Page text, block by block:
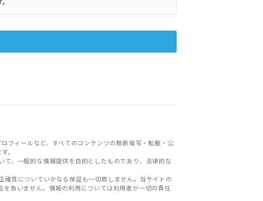
フィールなど、すべてのコンテンツの無断複写・転載・公
。
、一般的な情報提供を目的としたものであり、法律的な
性についていかなる保証も一切致しません。当サイトの
負いません。情報の利用については利用者が一切の責任